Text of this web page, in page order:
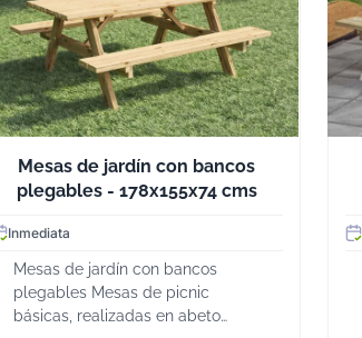
Mesas de jardín con bancos
plegables - 178x155x74 cms
Inmediata
Mesas de jardín con bancos
plegables Mesas de picnic
básicas, realizadas en abeto